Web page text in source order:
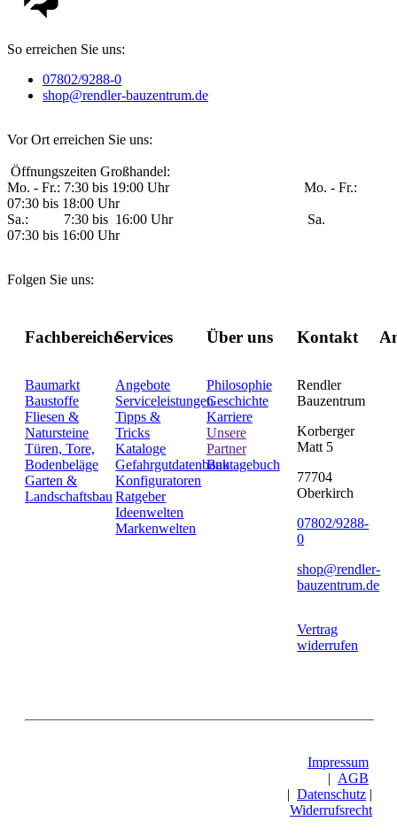
So erreichen Sie uns:
07802/9288-0
shop@rendler-bauzentrum.de
Vor Ort erreichen Sie uns:
Öffnungszeiten Großhandel:
Mo. - Fr.: 7:30 bis 19:00 Uhr Mo. - Fr.:
07:30 bis 18:00 Uhr
Sa.: 7:30 bis 16:00 Uhr Sa.
07:30 bis 16:00 Uhr
Folgen Sie uns:
Fachbereiche
Baumarkt
Baustoffe
Fliesen &
Natursteine
Türen, Tore,
Bodenbeläge
Garten &
Landschaftsbau
Services
Angebote
Serviceleistungen
Tipps &
Tricks
Kataloge
Gefahrgutdatenbank
Konfiguratoren
Ratgeber
Ideenwelten
Markenwelten
Über uns
Philosophie
Geschichte
Karriere
Unsere
Partner
Bautagebuch
Kontakt
Rendler
Bauzentrum
Korberger
Matt 5
77704
Oberkirch
07802/9288-
0
shop@rendler-
bauzentrum.de
Vertrag
widerrufen
Impressum
| AGB
| Datenschutz|
Widerrufsrecht